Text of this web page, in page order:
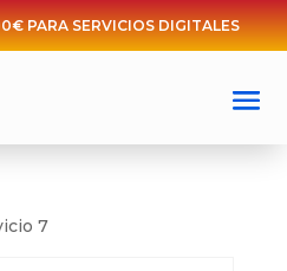
PARA SERVICIOS DIGITALES
7